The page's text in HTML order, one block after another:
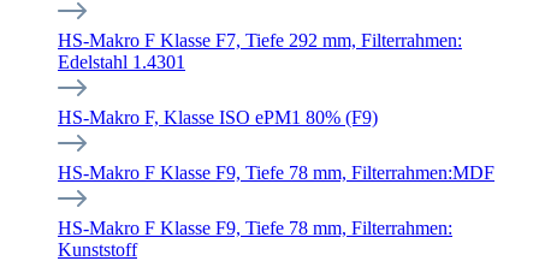
HS-Makro F Klasse F7, Tiefe 292 mm, Filterrahmen:
Edelstahl 1.4301
HS-Makro F, Klasse ISO ePM1 80% (F9)
HS-Makro F Klasse F9, Tiefe 78 mm, Filterrahmen:MDF
HS-Makro F Klasse F9, Tiefe 78 mm, Filterrahmen:
Kunststoff